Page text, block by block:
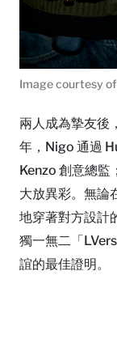
Image courtesy
兩人成為摯友後
年，Nigo 通過
Kenzo 創意總監
大放異彩。無論
地穿著對方設計
獨一無二「
誼的最佳證明。